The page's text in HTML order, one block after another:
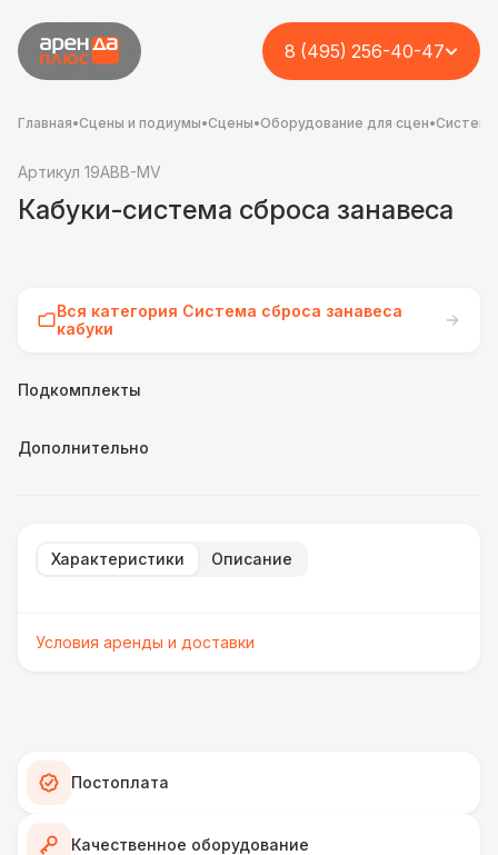
8 (495) 256-40-47
Главная•Сцены и подиумы•Сцены•Оборудование для сцен•Система
Артикул 19ABB-MV
Кабуки-система сброса занавеса
Вся категория Система сброса занавеса
кабуки
Подкомплекты
Дополнительно
Характеристики Описание
Условия аренды и доставки
Постоплата
Качественное оборудование